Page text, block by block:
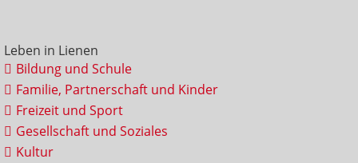
Leben in Lienen
Bildung und Schule
Familie, Partnerschaft und Kinder
Freizeit und Sport
Gesellschaft und Soziales
Kultur